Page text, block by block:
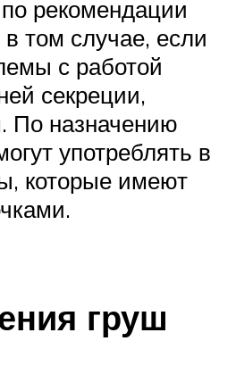
рекомендации
том случае, если
с работой
секреции,
По назначению
употреблять в
которые имеют
груш